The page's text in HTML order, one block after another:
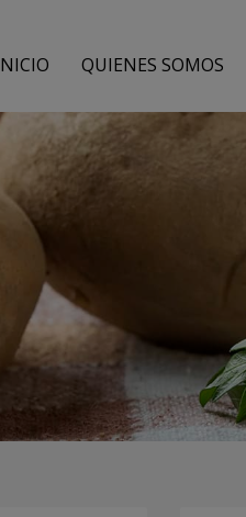
QUIENES SOMOS